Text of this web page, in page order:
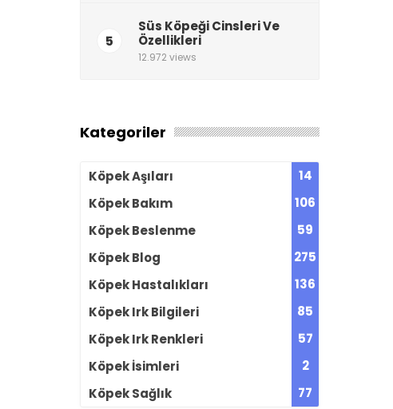
5
Süs Köpeği Cinsleri Ve
Özellikleri
12.972 views
Kategoriler
Köpek Aşıları
14
Köpek Bakım
106
Köpek Beslenme
59
Köpek Blog
275
Köpek Hastalıkları
136
Köpek Irk Bilgileri
85
Köpek Irk Renkleri
57
Köpek İsimleri
2
Köpek Sağlık
77